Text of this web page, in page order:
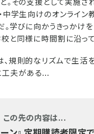
中学生向けのオンライン
。学びに向かうきっかけを
と同様に時間割に沿っ
規則的なリズムで生活
夫がある...
この先の内容は...